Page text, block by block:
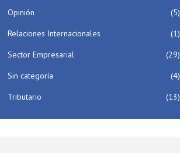
Opinión
(5)
Relaciones Internacionales
(1)
Sector Empresarial
(29)
Sin categoría
(4)
Tributario
(13)